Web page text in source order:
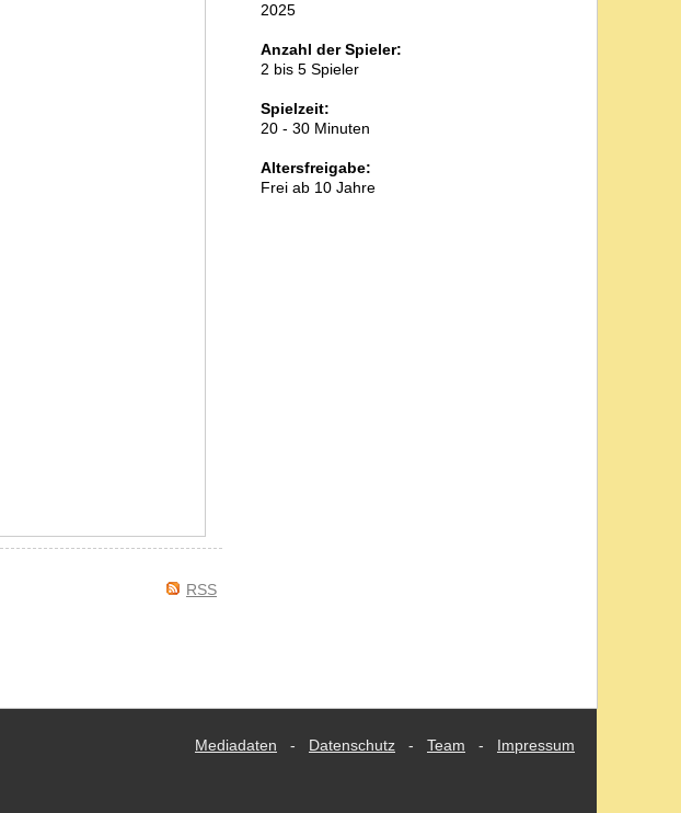
2025
Anzahl der Spieler:
2 bis 5 Spieler
Spielzeit:
20 - 30 Minuten
Altersfreigabe:
Frei ab 10 Jahre
RSS
Mediadaten - Datenschutz - Team - Impressum